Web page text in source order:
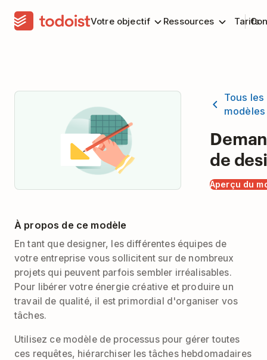
Votre objectif Ressources Tarifs
Tous les
modèles
de
Aperçu du
À propos de ce modèle
En tant que designer, les différentes équipes de
votre entreprise vous sollicitent sur de nombreux
projets qui peuvent parfois sembler irréalisables.
Pour libérer votre énergie créative et produire un
travail de qualité, il est primordial d'organiser vos
tâches.
Utilisez ce modèle de processus pour gérer toutes
ces requêtes, hiérarchiser les tâches hebdomadaires